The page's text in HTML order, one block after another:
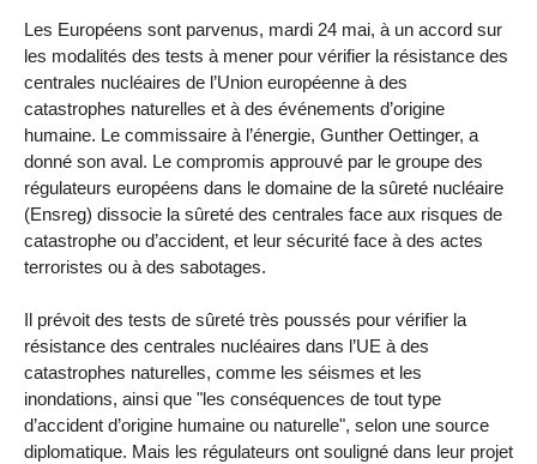
Les Européens sont parvenus, mardi 24 mai, à un accord sur
les modalités des tests à mener pour vérifier la résistance des
centrales nucléaires de l’Union européenne à des
catastrophes naturelles et à des événements d’origine
humaine. Le commissaire à l’énergie, Gunther Oettinger, a
donné son aval. Le compromis approuvé par le groupe des
régulateurs européens dans le domaine de la sûreté nucléaire
(Ensreg) dissocie la sûreté des centrales face aux risques de
catastrophe ou d’accident, et leur sécurité face à des actes
terroristes ou à des sabotages.
Il prévoit des tests de sûreté très poussés pour vérifier la
résistance des centrales nucléaires dans l’UE à des
catastrophes naturelles, comme les séismes et les
inondations, ainsi que "les conséquences de tout type
d’accident d’origine humaine ou naturelle", selon une source
diplomatique. Mais les régulateurs ont souligné dans leur projet